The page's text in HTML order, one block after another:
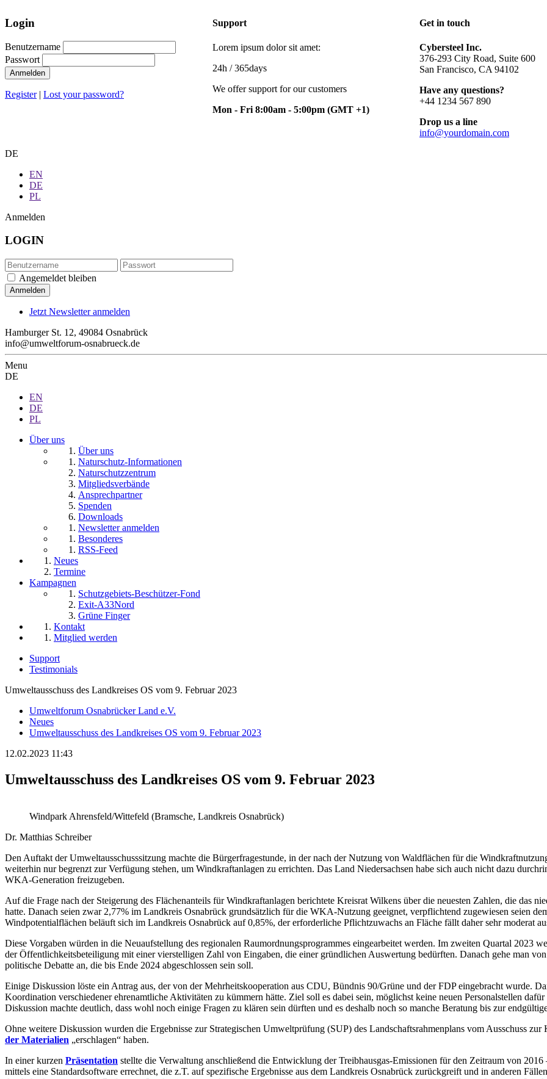
Login
Benutzername
Passwort
Anmelden
Register| Lost your password?
Support
Lorem ipsum dolor sit amet:
24h / 365days
We offer support for our customers
Mon - Fri 8:00am - 5:00pm (GMT +1)
Get in touch
Cybersteel Inc.
376-293 City Road, Suite 600
San Francisco, CA 94102
Have any questions?
+44 1234 567 890
Drop us a line
info@yourdomain.com
DE
EN
DE
PL
Anmelden
LOGIN
Angemeldet bleiben
Jetzt Newsletter anmelden
Hamburger St. 12, 49084 Osnabrück
info@umweltforum-osnabrueck.de
Menu
DE
EN
DE
PL
Über uns
Über uns
Naturschutz-Informationen
Naturschutzzentrum
Mitgliedsverbände
Ansprechpartner
Spenden
Downloads
Newsletter anmelden
Besonderes
RSS-Feed
Neues
Termine
Kampagnen
Schutzgebiets-Beschützer-Fond
Exit-A33Nord
Grüne Finger
Kontakt
Mitglied werden
Support
Testimonials
Umweltausschuss des Landkreises OS vom 9. Februar 2023
Umweltforum Osnabrücker Land e.V.
Neues
Umweltausschuss des Landkreises OS vom 9. Februar 2023
12.02.2023 11:43
Umweltausschuss des Landkreises OS vom 9. Februar 2023
Windpark Ahrensfeld/Wittefeld (Bramsche, Landkreis Osnabrück)
Dr. Matthias Schreiber
Den Auftakt der Umweltausschusssitzung machte die Bürgerfragestunde, in der nach der Nutzung von Waldflächen für die
weiterhin nur begrenzt zur Verfügung stehen, um Windkraftanlagen zu errichten. Das Land Niedersachsen habe sich auch nicht dazu
WKA-Generation freizugeben.
Auf die Frage nach der Steigerung des Flächenanteils für Windkraftanlagen berichtete Kreisrat Wilkens über die neuesten Zahlen, die das
hatte. Danach seien zwar 2,77% im Landkreis Osnabrück grundsätzlich für die WKA-Nutzung geeignet, verpflichtend zugewiesen seien
Windpotentialflächen beläuft sich im Landkreis Osnabrück auf 0,85%, der erforderliche Pflichtzuwachs an Fläche fällt daher sehr moderat
Diese Vorgaben würden in die Neuaufstellung des regionalen Raumordnungsprogrammes eingearbeitet werden. Im zweiten Quartal 2023
der Öffentlichkeitsbeteiligung mit einer vierstelligen Zahl von Eingaben, die einer gründlichen Auswertung bedürften. Danach gehe man
politische Debatte an, die bis Ende 2024 abgeschlossen sein soll.
Einige Diskussion löste ein Antrag aus, der von der Mehrheitskooperation aus CDU, Bündnis 90/Grüne und der FDP eingebracht wurde.
Koordination verschiedener ehrenamtliche Aktivitäten zu kümmern hätte. Ziel soll es dabei sein, möglichst keine neuen Personalstellen
Diskussion machte deutlich, dass wohl noch einige Fragen zu klären sein dürften und es deshalb noch so manche Beratung bis zur
Ohne weitere Diskussion wurden die Ergebnisse zur Strategischen Umweltprüfung (SUP) des Landschaftsrahmenplans vom Ausschuss
der Materialien „erschlagen“ haben.
In einer kurzen Präsentation stellte die Verwaltung anschließend die Entwicklung der Treibhausgas-Emissionen für den Zeitraum von
mittels eine Standardsoftware errechnet, die z.T. auf spezifische Ergebnisse aus dem Landkreis Osnabrück zurückgreift und in anderen